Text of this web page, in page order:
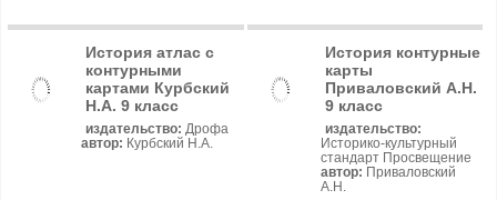
История атлас с
контурными
картами Курбский
Н.А. 9 класс
издательство: Дрофа
автор: Курбский Н.А.
История контурные
карты
Приваловский А.Н.
9 класс
издательство:
Историко-культурный
стандарт Просвещение
автор: Приваловский
А.Н.